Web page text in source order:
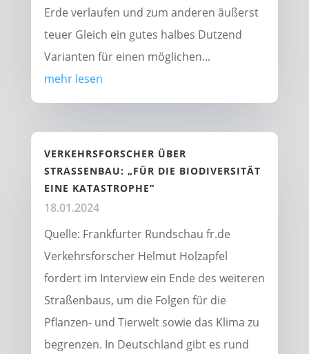
Erde verlaufen und zum anderen äußerst
teuer Gleich ein gutes halbes Dutzend
Varianten für einen möglichen...
mehr lesen
VERKEHRSFORSCHER ÜBER
STRASSENBAU: „FÜR DIE BIODIVERSITÄT E
INE KATASTROPHE“
18.01.2024
Quelle: Frankfurter Rundschau fr.de
Verkehrsforscher Helmut Holzapfel
fordert im Interview ein Ende des weiteren
Straßenbaus, um die Folgen für die
Pflanzen- und Tierwelt sowie das Klima zu
begrenzen. In Deutschland gibt es rund